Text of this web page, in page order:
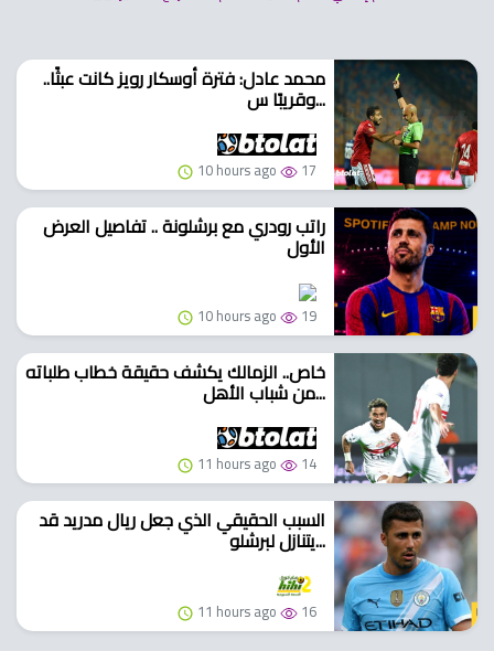
محمد عادل: فترة أوسكار رويز كانت عبثًا..
وقريبًا س...
10 hours ago 17
راتب رودري مع برشلونة .. تفاصيل العرض
الأول
10 hours ago 19
خاص.. الزمالك يكشف حقيقة خطاب طلباته
من شباب الأهل...
11 hours ago 14
السبب الحقيقي الذي جعل ريال مدريد قد
يتنازل لبرشلو...
11 hours ago 16